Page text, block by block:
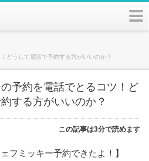
どうして電話で予約する方がいいのか？
予約を電話でとるコツ！ど
する方がいいのか？
この記事は3分で読めます
フミッキー予約できたよ！】